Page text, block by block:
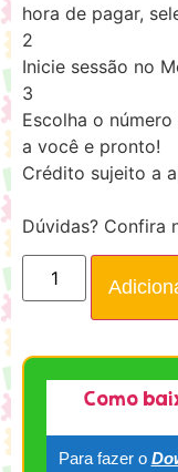
hora de pagar,
2
Inicie sessão no
3
Escolha o
a você e pronto!
Crédito sujeito a
Dúvidas? Confira
Como
Para fazer o